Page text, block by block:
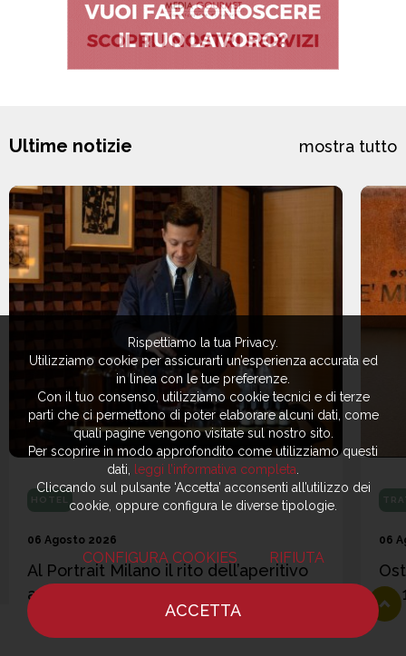
Ultime notizie mostra tutto
HOTEL
06 Agosto 2026
Al Portrait Milano il rito dell’aperitivo
arriva sul carrello: 10_11 Bar Giardino
rivoluziona la mixology
06
Rispettiamo la tua Privacy.
Utilizziamo cookie per assicurarti un’esperienza accurata ed
in linea con le tue preferenze.
Con il tuo consenso, utilizziamo cookie tecnici e di terze
parti che ci permettono di poter elaborare alcuni dati, come
quali pagine vengono visitate sul nostro sito.
Per scoprire in modo approfondito come utilizziamo questi
dati,
leggi l’informativa completa
Cliccando sul pulsante ‘Accetta’ acconsenti all’utilizzo dei
cookie, oppure configura le diverse tipologie.
CONFIGURA COOKIES RIFIUTA
ACCETTA